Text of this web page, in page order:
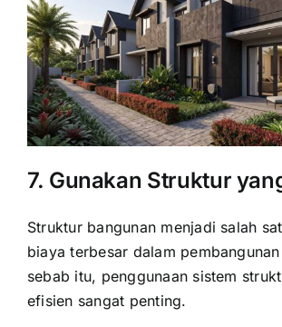
7. Gunakan Struktur
Struktur bangunan menjadi salah
biaya terbesar dalam
sebab itu, penggunaan sistem
efisien sangat penting.